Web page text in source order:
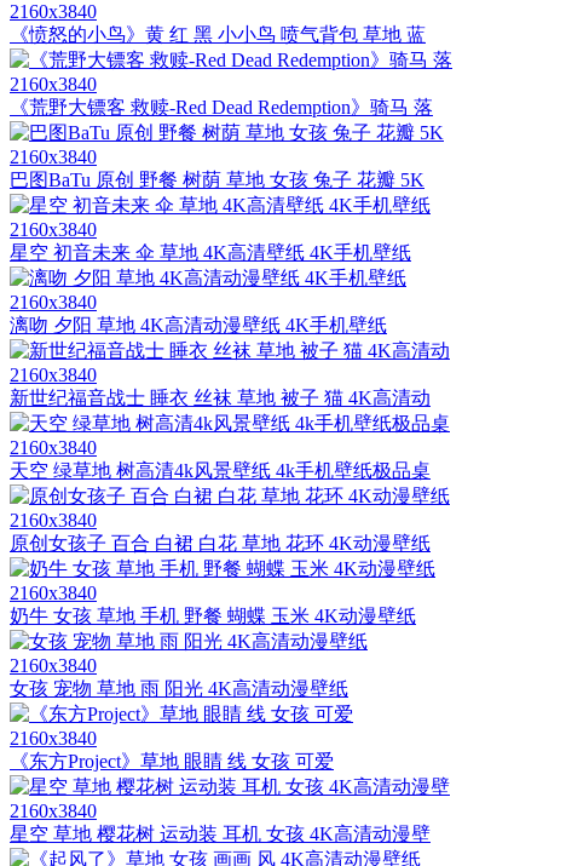
2160x3840
《愤怒的小鸟》黄 红 黑 小小鸟 喷气背包 草地 蓝
2160x3840
《荒野大镖客 救赎-Red Dead Redemption》骑马 落
2160x3840
巴图BaTu 原创 野餐 树荫 草地 女孩 兔子 花瓣 5K
2160x3840
星空 初音未来 伞 草地 4K高清壁纸 4K手机壁纸
2160x3840
漓吻 夕阳 草地 4K高清动漫壁纸 4K手机壁纸
2160x3840
新世纪福音战士 睡衣 丝袜 草地 被子 猫 4K高清动
2160x3840
天空 绿草地 树高清4k风景壁纸 4k手机壁纸极品桌
2160x3840
原创女孩子 百合 白裙 白花 草地 花环 4K动漫壁纸
2160x3840
奶牛 女孩 草地 手机 野餐 蝴蝶 玉米 4K动漫壁纸
2160x3840
女孩 宠物 草地 雨 阳光 4K高清动漫壁纸
2160x3840
《东方Project》草地 眼睛 线 女孩 可爱
2160x3840
星空 草地 樱花树 运动装 耳机 女孩 4K高清动漫壁